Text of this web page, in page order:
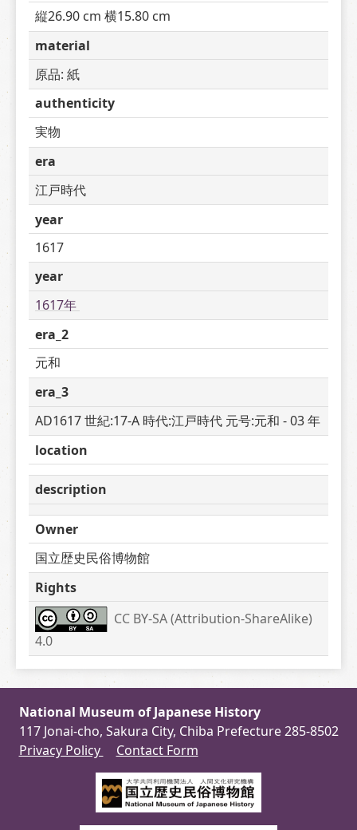
縦26.90 cm 横15.80 cm
material
原品: 紙
authenticity
実物
era
江戸時代
year
1617
year
1617年
era_2
元和
era_3
AD1617 世紀:17-A 時代:江戸時代 元号:元和 - 03 年
location
description
Owner
国立歴史民俗博物館
Rights
CC BY-SA (Attribution-ShareAlike)
4.0
National Museum of Japanese History
117 Jonai-cho, Sakura City, Chiba Prefecture 285-8502
Privacy Policy
Contact Form